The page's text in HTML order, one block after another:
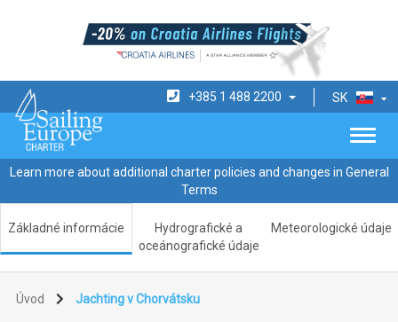
SK
+385 1 488 2200
Learn more about additional charter policies and changes in General
Terms
Základné informácie
Hydrografické a
oceánografické údaje
Meteorologické údaje
Úvod Jachting v Chorvátsku